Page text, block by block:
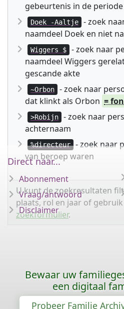
gebeurtenis in de periode
Doek -Aaltje
- zoek
naamdeel Doek en niet
Wiggers $
- zoek naar
naamdeel Wiggers
gescande akte
~Orbon
- zoek naar
dat klinkt als Orbon =
>Robijn
- zoek naar
achternaam
%directeur
- zoek naar
van beroep waren
U kunt de zoekresultaten
plaats, rol en jaar of
zoekformulier.
Direct naar...
Abonnement
Vraag/antwoord
Disclaimer
Bewaar uw
een digitaal
Probeer Familie